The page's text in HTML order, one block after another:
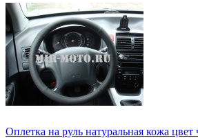
Оплетка на руль натуральная кожа цвет